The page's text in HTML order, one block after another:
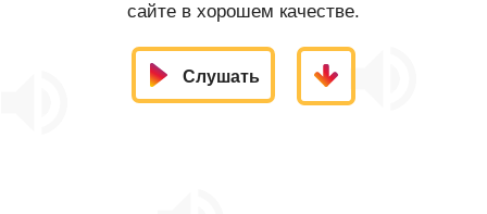
сайте в хорошем качестве.
Слушать